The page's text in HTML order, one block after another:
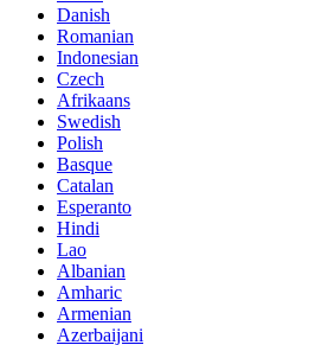
Danish
Romanian
Indonesian
Czech
Afrikaans
Swedish
Polish
Basque
Catalan
Esperanto
Hindi
Lao
Albanian
Amharic
Armenian
Azerbaijani